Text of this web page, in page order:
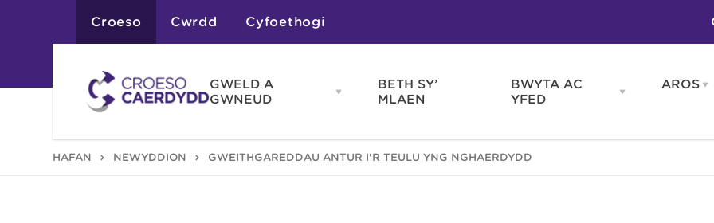
Croeso Cwrdd Cyfoethogi
GWELD A
GWNEUD
Open
GWNEUD
menu
Atyniadau
BETH SY’
MLAEN
BWYTA AC
YFED
Open
YFED
Blas ar Gymru
AROS
HAFAN NEWYDDION GWEITHGAREDDAU ANTUR I'R TEULU YNG NGHAERDYDD